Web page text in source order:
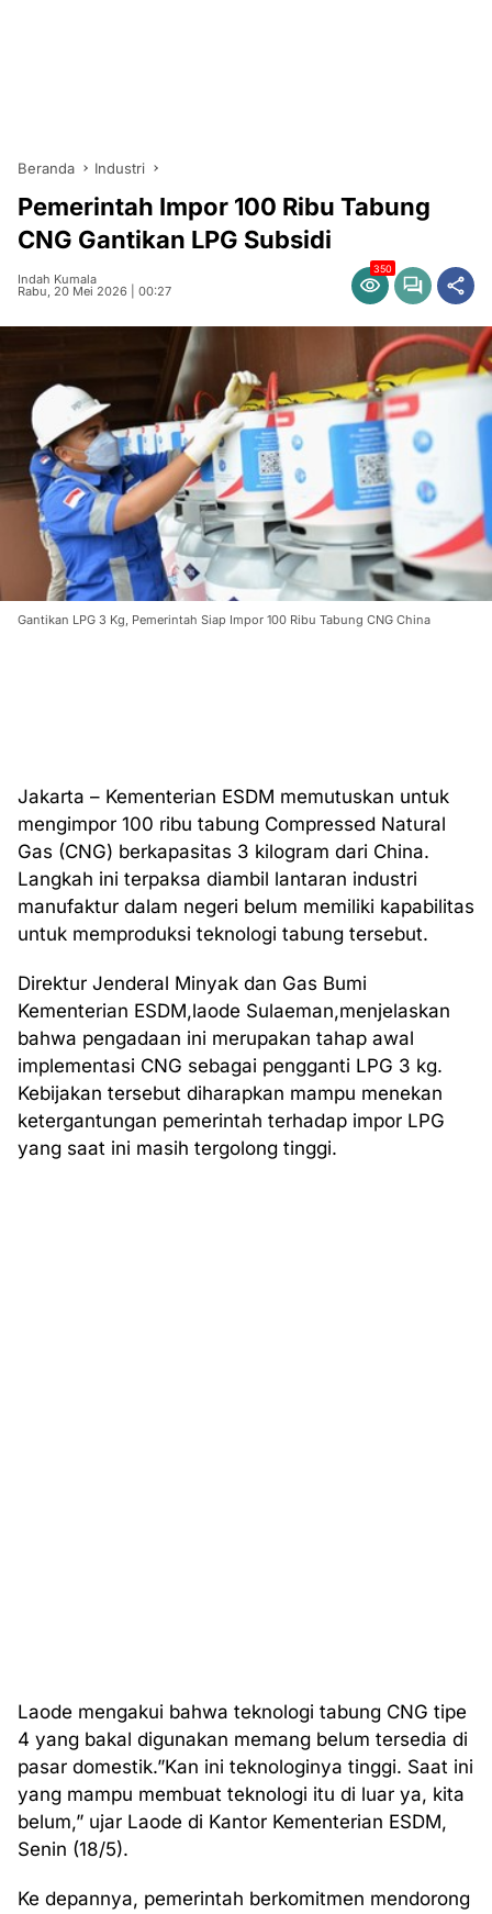
Beranda Industri
Pemerintah Impor 100 Ribu Tabung
CNG Gantikan LPG Subsidi
Indah Kumala
Rabu, 20 Mei 2026 | 00:27
350
Gantikan LPG 3 Kg, Pemerintah Siap Impor 100 Ribu Tabung CNG China
Jakarta – Kementerian ESDM memutuskan untuk
mengimpor 100 ribu tabung Compressed Natural
Gas (CNG) berkapasitas 3 kilogram dari China.
Langkah ini terpaksa diambil lantaran industri
manufaktur dalam negeri belum memiliki kapabilitas
untuk memproduksi teknologi tabung tersebut.
Direktur Jenderal Minyak dan Gas Bumi
Kementerian ESDM,laode Sulaeman,menjelaskan
bahwa pengadaan ini merupakan tahap awal
implementasi CNG sebagai pengganti LPG 3 kg.
Kebijakan tersebut diharapkan mampu menekan
ketergantungan pemerintah terhadap impor LPG
yang saat ini masih tergolong tinggi.
Laode mengakui bahwa teknologi tabung CNG tipe
4 yang bakal digunakan memang belum tersedia di
pasar domestik.”Kan ini teknologinya tinggi. Saat ini
yang mampu membuat teknologi itu di luar ya, kita
belum,” ujar Laode di Kantor Kementerian ESDM,
Senin (18/5).
Ke depannya, pemerintah berkomitmen mendorong